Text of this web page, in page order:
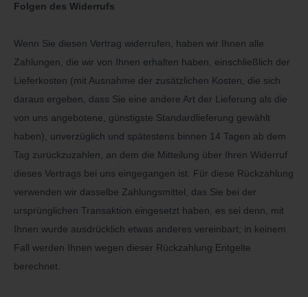
Folgen des Widerrufs
Wenn Sie diesen Vertrag widerrufen, haben wir Ihnen alle
Zahlungen, die wir von Ihnen erhalten haben, einschließlich der
Lieferkosten (mit Ausnahme der zusätzlichen Kosten, die sich
daraus ergeben, dass Sie eine andere Art der Lieferung als die
von uns angebotene, günstigste Standardlieferung gewählt
haben), unverzüglich und spätestens binnen 14 Tagen ab dem
Tag zurückzuzahlen, an dem die Mitteilung über Ihren Widerruf
dieses Vertrags bei uns eingegangen ist. Für diese Rückzahlung
verwenden wir dasselbe Zahlungsmittel, das Sie bei der
ursprünglichen Transaktion eingesetzt haben, es sei denn, mit
Ihnen wurde ausdrücklich etwas anderes vereinbart; in keinem
Fall werden Ihnen wegen dieser Rückzahlung Entgelte
berechnet.